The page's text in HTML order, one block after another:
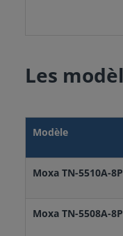
Les
Modèle
Moxa TN-5510A-
Moxa TN-5508A-